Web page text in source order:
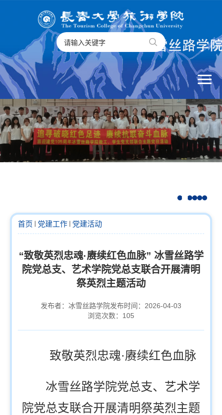
首页 党建工作 党建活动
“致敬英烈忠魂·赓续红色血脉” 冰雪丝路学
院党总支、艺术学院党总支联合开展清明
祭英烈主题活动
发布者：冰雪丝路学院发布时间：2026-04-03
浏览次数： 105
致敬英烈忠魂·赓续红色血脉
冰雪丝路学院党总支、艺术学
院党总支联合开展清明祭英烈主题